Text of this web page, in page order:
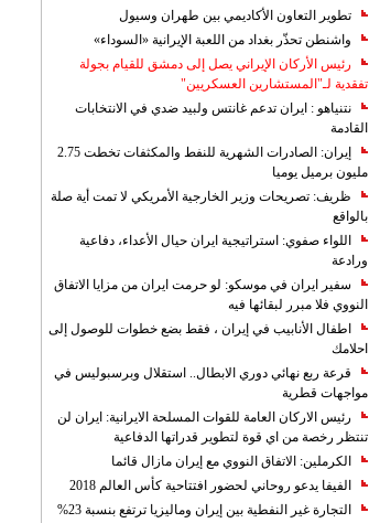
تطوير التعاون الأكاديمي بين طهران وسيول
واشنطن تحذّر بغداد من اللعبة الإيرانية «السوداء»
رئيس الأركان الإيراني يصل إلى دمشق للقيام بجولة
تفقدية لـ"المستشارين العسكريين"
نتنياهو : ايران تدعم غانتس ولبيد ضدي في الانتخابات
القادمة
إيران: الصادرات الشهریة للنفط والمكثفات تخطت 2.75
مليون برميل يوميا
ظريف: تصريحات وزير الخارجية الأمريكي لا تمت أية صلة
بالواقع
اللواء صفوي: استراتيجية ايران حيال الأعداء، دفاعية
ورادعة
سفير ايران في موسكو: لو حرمت ايران من مزايا الاتفاق
النووي فلا مبرر لبقائها فيه
اطفال الأنابيب في إيران ، فقط بضع خطوات للوصول إلى
احلامك
قرعة ربع نهائي دوري الابطال.. استقلال وبرسبوليس في
مواجهات قطرية
رئيس الاركان العامة للقوات المسلحة الايرانية: ايران لن
تنتظر رخصة من اي قوة لتطوير قدراتها الدفاعية
الكرملين: الاتفاق النووي مع إيران مازال قائما
الفيفا يدعو روحاني لحضور افتتاحية كأس العالم 2018
التجارة غیر النفطیة بین إیران ومالیزیا ترتفع بنسبة 23%